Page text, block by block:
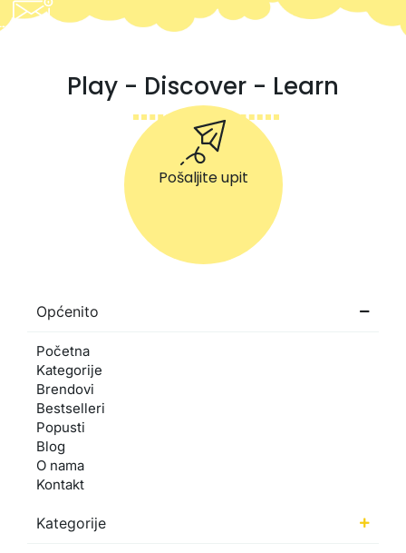
Play - Discover - Learn
Pošaljite upit
Općenito
Početna
Kategorije
Brendovi
Bestselleri
Popusti
Blog
O nama
Kontakt
Kategorije